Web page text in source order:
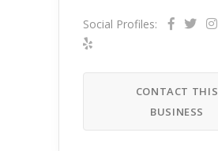
Social Profiles:
CONTACT THIS
BUSINESS